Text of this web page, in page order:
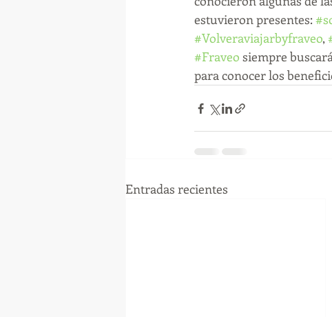
estuvieron presentes:
#Volveraviajarbyfraveo,
#Fraveo siempre
para conocer los
Entradas recientes